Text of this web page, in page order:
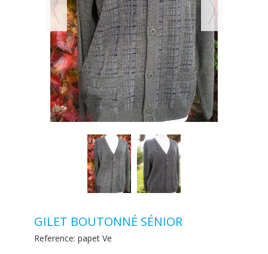
GILET BOUTONNÉ SÉNIOR
Reference: papet Ve